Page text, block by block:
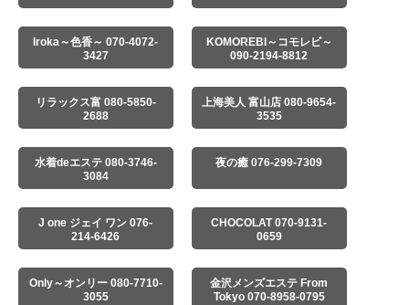
Iroka～色香～ 070-4072-
3427
KOMOREBI～コモレビ～
090-2194-8812
リラックス富 080-5850-
2688
上海美人 富山店 080-9654-
3535
水着deエステ 080-3746-
3084
夜の癒 076-299-7309
J one ジェイ ワン 076-
214-6426
CHOCOLAT 070-9131-
0659
Only～オンリー 080-7710-
3055
金沢メンズエステ From
Tokyo 070-8958-0795